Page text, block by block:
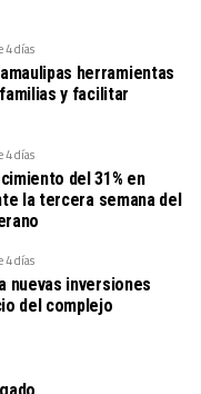
4 días
herramientas
y facilitar
4 días
del 31% en
la tercera semana del
4 días
nuevas inversiones
del complejo